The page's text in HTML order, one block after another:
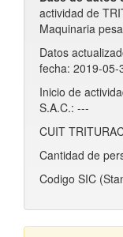
actividad de
Maquinaria
Datos
fecha: 2019-05-
Inicio de
S.A.C.: ---
CUIT
Cantidad de
Codigo SIC